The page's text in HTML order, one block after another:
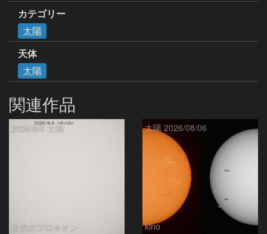
カテゴリー
太陽
天体
太陽
関連作品
2026/8/6 太陽
小犬のプロキオン
太陽 2026/08/06
kino